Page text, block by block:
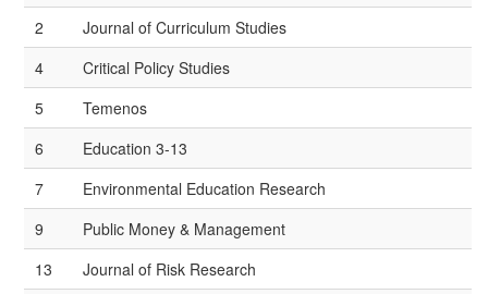
2
Journal of Curriculum Studies
4
Critical Policy Studies
5
Temenos
6
Education 3-13
7
Environmental Education Research
9
Public Money & Management
13
Journal of Risk Research